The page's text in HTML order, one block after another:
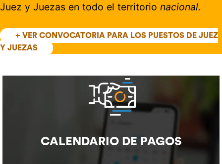
Juez y Juezas en todo el territorio nacional.
+ VER CONVOCATORIA PARA LOS PUESTOS DE JUEZ
Y JUEZAS
CALENDARIO DE PAGOS